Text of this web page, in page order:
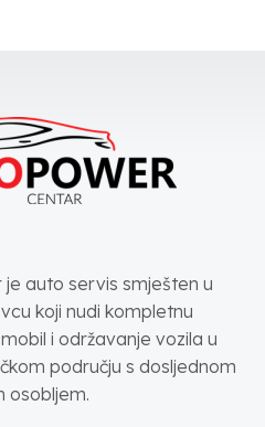
auto servis smješten u
koji nudi kompletnu
i održavanje vozila u
području s dosljednom
osobljem.